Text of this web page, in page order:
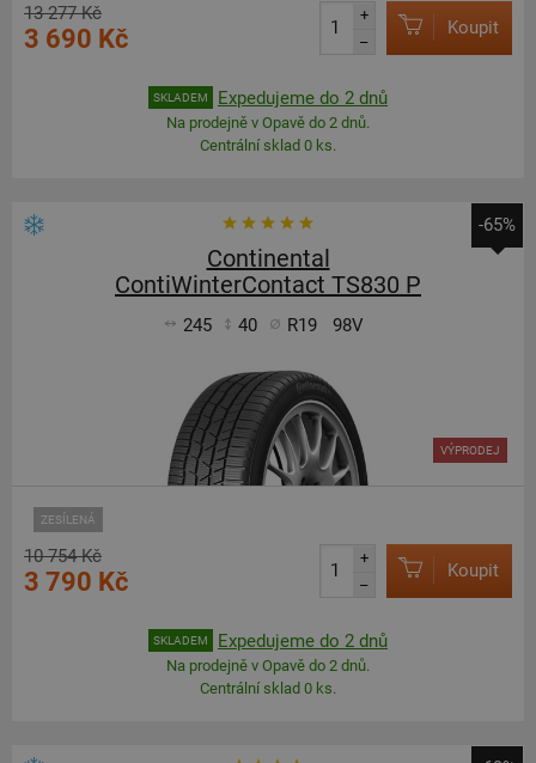
13 277 Kč
3 690 Kč
+
–
Koupit
SKLADEM Expedujeme do 2 dnů
Na prodejně v Opavě do 2 dnů.
Centrální sklad 0 ks.
-65%
Continental
ContiWinterContact TS830 P
245 40 R19 98V
ZESÍLENÁ
VÝPRODEJ
10 754 Kč
3 790 Kč
+
–
Koupit
SKLADEM Expedujeme do 2 dnů
Na prodejně v Opavě do 2 dnů.
Centrální sklad 0 ks.